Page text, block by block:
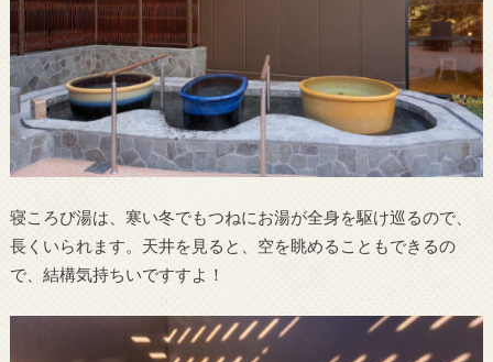
寝ころび湯は、寒い冬でもつねにお湯が全身を駆け巡るので、
長くいられます。天井を見ると、空を眺めることもできるの
で、結構気持ちいですすよ！